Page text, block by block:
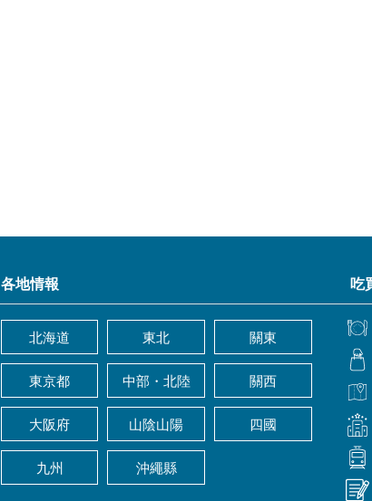
各地情報
北海道 東北 關東
東京都 中部・北陸 關西
大阪府 山陰山陽 四國
九州 沖繩縣
吃